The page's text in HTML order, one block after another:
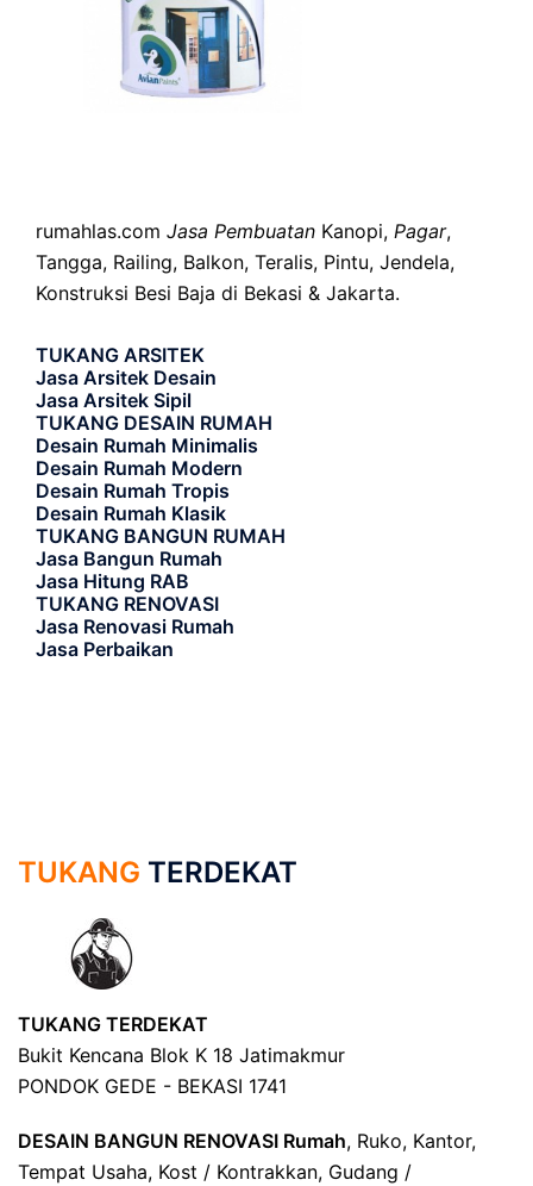
rumahlas.com Jasa Pembuatan Kanopi, Pagar,
Tangga, Railing, Balkon, Teralis, Pintu, Jendela,
Konstruksi Besi Baja di Bekasi & Jakarta.
TUKANG ARSITEK
Jasa Arsitek Desain
Jasa Arsitek Sipil
TUKANG DESAIN RUMAH
Desain Rumah Minimalis
Desain Rumah Modern
Desain Rumah Tropis
Desain Rumah Klasik
TUKANG BANGUN RUMAH
Jasa Bangun Rumah
Jasa Hitung RAB
TUKANG RENOVASI
Jasa Renovasi Rumah
Jasa Perbaikan
TUKANG TERDEKAT
TUKANG TERDEKAT
Bukit Kencana Blok K 18 Jatimakmur
PONDOK GEDE - BEKASI 1741
DESAIN BANGUN RENOVASI Rumah, Ruko, Kantor,
Tempat Usaha, Kost / Kontrakkan, Gudang /